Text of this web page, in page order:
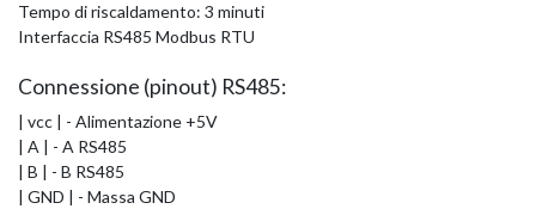
Tempo di riscaldamento: 3 minuti
Interfaccia RS485 Modbus RTU
Connessione (pinout) RS485:
| vcc | - Alimentazione +5V
| A | - A RS485
| B | - B RS485
| GND | - Massa GND